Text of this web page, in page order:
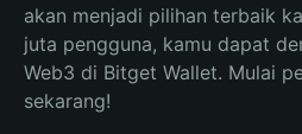
akan menjadi pilihan terbaik
juta pengguna, kamu dapat
Web3 di Bitget Wallet. Mulai
sekarang!